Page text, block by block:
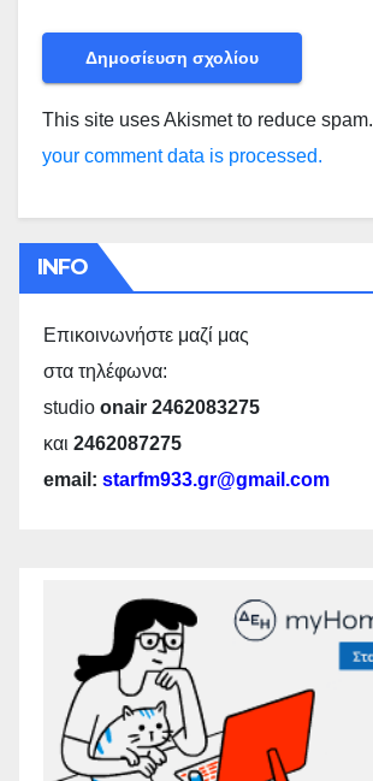
This site uses Akismet to reduce spam.
your comment data is processed.
INFO
Επικοινωνήστε μαζί μας
στα τηλέφωνα:
studio onair 2462083275
και 2462087275
email: starfm933.gr@gmail.com